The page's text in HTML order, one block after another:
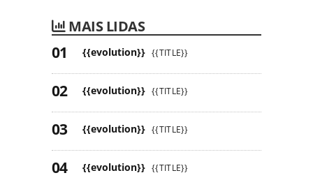
MAIS LIDAS
{{evolution}} {{TITLE}}
{{evolution}} {{TITLE}}
{{evolution}} {{TITLE}}
{{evolution}} {{TITLE}}